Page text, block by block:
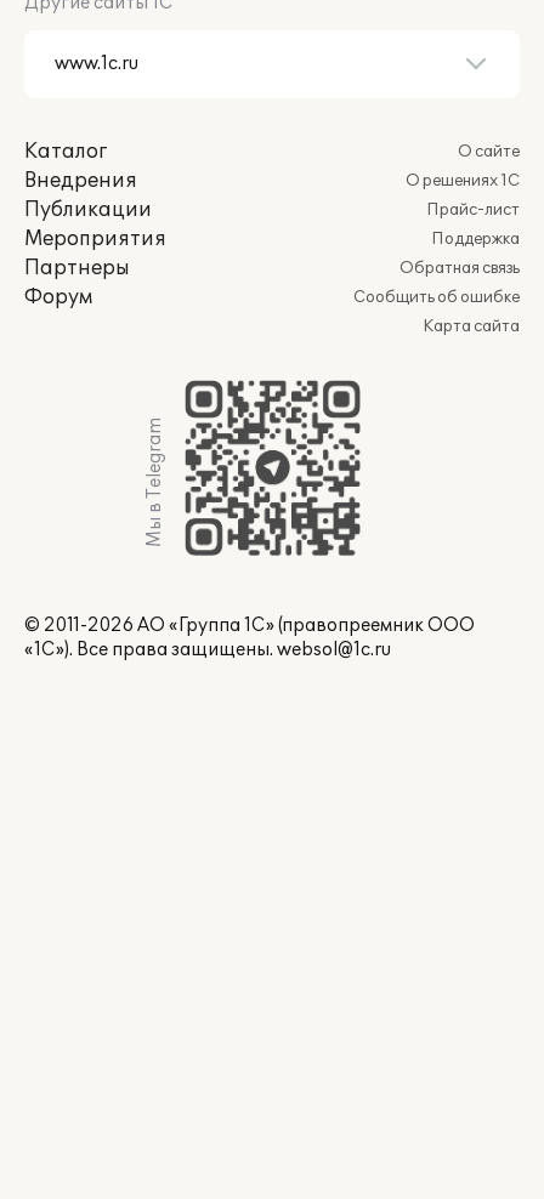
Каталог
Внедрения
Публикации
Мероприятия
Партнеры
Форум
О сайте
О решениях 1С
Прайс-лист
Поддержка
Обратная связь
Сообщить об ошибке
Карта сайта
Мы в Telegram
© 2011-2026 АО «Группа 1С» (правопреемник ООО
«1С»). Все права защищены. websol@1c.ru